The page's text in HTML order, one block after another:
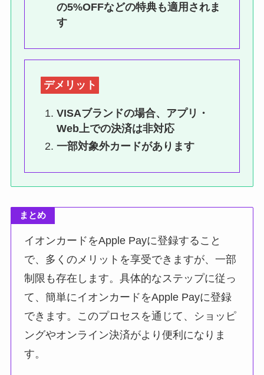
の5%OFFなどの特典も適用されま
す
デメリット
VISAブランドの場合、アプリ・
Web上での決済は非対応
一部対象外カードがあります
まとめ
イオンカードをApple Payに登録すること
で、多くのメリットを享受できますが、一部
制限も存在します。具体的なステップに従っ
て、簡単にイオンカードをApple Payに登録
できます。このプロセスを通じて、ショッピ
ングやオンライン決済がより便利になりま
す。